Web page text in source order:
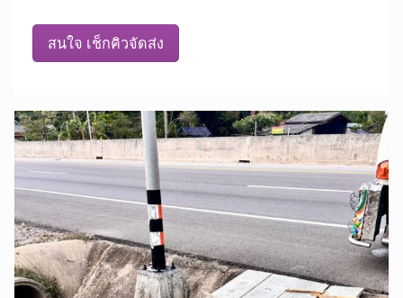
สนใจ เช็กคิวจัดส่ง